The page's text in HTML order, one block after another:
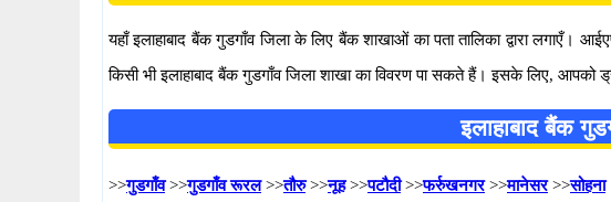
यहाँ इलाहाबाद बैंक गुडगाँव जिला के लिए बैंक शाखाओं का पता तालिका द्वारा
किसी भी इलाहाबाद बैंक गुडगाँव जिला शाखा का विवरण पा सकते हैं। इसके लिए,
इलाहाबाद बैंक
>>गुडगाँव>>गुडगाँव रूरल>>तौरु>>नूह>>पटौदी>>फर्रुखनगर>>मानेसर>>सोहना